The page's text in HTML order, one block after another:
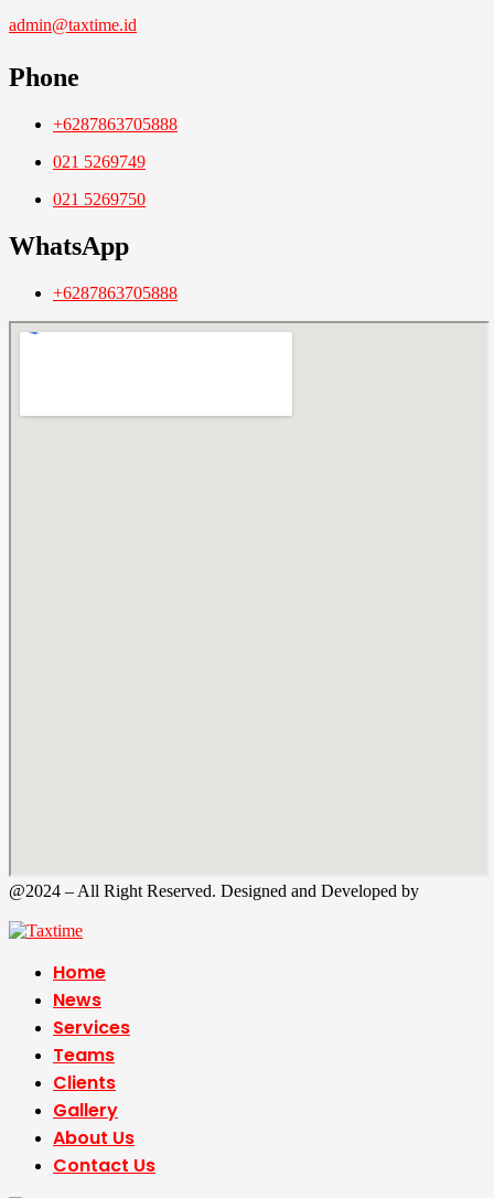
admin@taxtime.id
Phone
+6287863705888
021 5269749
021 5269750
WhatsApp
+6287863705888
@2024 – All Right Reserved. Designed and Developed by
Home
News
Services
Teams
Clients
Gallery
About Us
Contact Us